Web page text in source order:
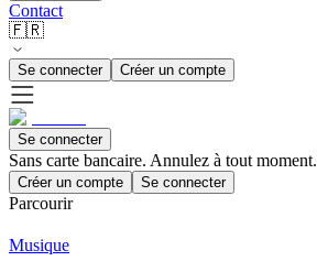
Contact
🇫🇷
Se connecter Créer un compte
Se connecter
Sans carte bancaire. Annulez à tout moment.
Créer un compte Se connecter
Parcourir
Musique